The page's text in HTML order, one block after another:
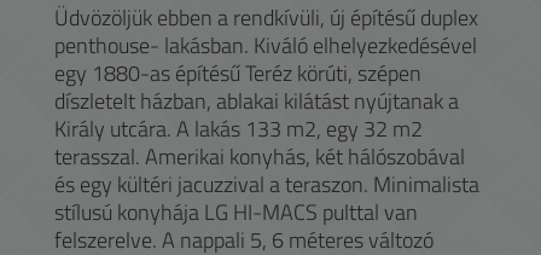
Üdvözöljük ebben a rendkívüli, új építésű duplex
penthouse- lakásban. Kiváló elhelyezkedésével
egy 1880-as építésű Teréz körúti, szépen
díszletelt házban, ablakai kilátást nyújtanak a
Király utcára. A lakás 133 m2, egy 32 m2
terasszal. Amerikai konyhás, két hálószobával
és egy kültéri jacuzzival a teraszon. Minimalista
stílusú konyhája LG HI-MACS pulttal van
felszerelve. A nappali 5, 6 méteres változó